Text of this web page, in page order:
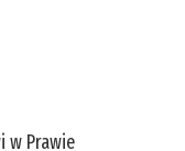
w Prawie